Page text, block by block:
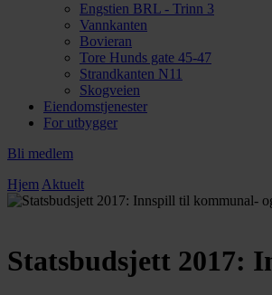
Engstien BRL - Trinn 3
Vannkanten
Bovieran
Tore Hunds gate 45-47
Strandkanten N11
Skogveien
Eiendomstjenester
For utbygger
Bli medlem
Hjem Aktuelt
Statsbudsjett 2017: